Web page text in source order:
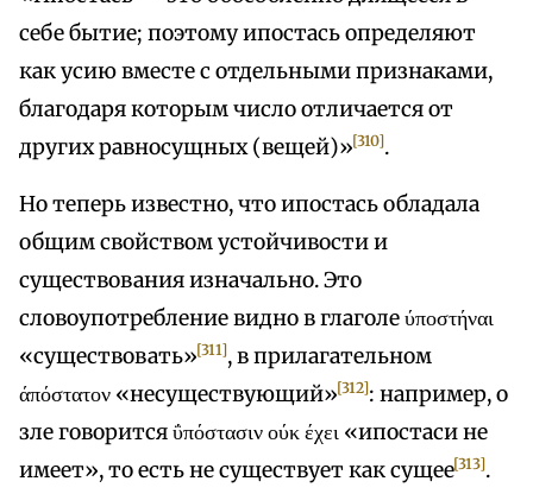
себе бытие; поэтому ипостась определяют
как усию вместе с отдельными признаками,
благодаря которым число отличается от
других равносущных (вещей)»[310].
Но теперь известно, что ипостась обладала
общим свойством устойчивости и
существования изначально. Это
словоупотребление видно в глаголе ύποστήναι
«существовать»[311], в прилагательном
άπόστατον «несуществующий»[312]: например, о
зле говорится ΰπόστασιν ούκ έχει «ипостаси не
имеет», то есть не существует как сущее[313].